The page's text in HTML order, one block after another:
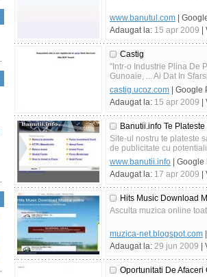
www.banutul.com |
Adaugat la: 15 apr 2009
Castig
"Intr-o Industrie Plina De
Gunoaie, ... Ai Dat In
castig.ucoz.com | Google
Adaugat la: 15 apr 2009
Banutii.info Te
Site-ul nostru te plateste
de publicitate cu
www.banutii.info |
Adaugat la: 17 apr 2009
Hits Music Download
Asculta muzica online
muzica-net.blogspot.com
Adaugat la: 29 jun 2009 |
Oportunitati De Afaceri